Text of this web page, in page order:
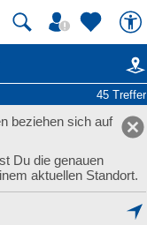
45 Treffer
beziehen sich auf
Du die genauen
aktuellen Standort.